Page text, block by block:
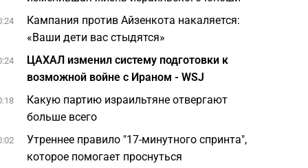
Кампания против Айзенкота накаляется:
«Ваши дети вас стыдятся»
ЦАХАЛ изменил систему подготовки к
возможной войне с Ираном - WSJ
Какую партию израильтяне отвергают
больше всего
Утреннее правило "17-минутного спринта",
которое помогает проснуться